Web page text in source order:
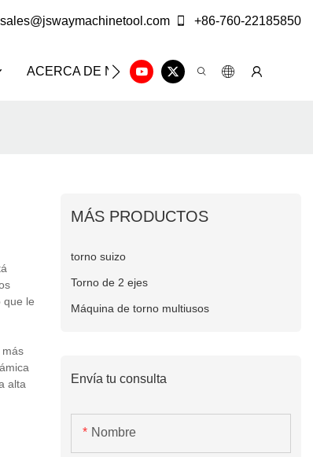
sales@jswaymachinetool.com +86-760-22185850
ACERCA DE NOSOTROS SOLUCIÓN
que le
más
alta
MÁS PRODUCTOS
torno suizo
Torno de 2 ejes
Máquina de torno multiusos
Envía tu consulta
Nombre